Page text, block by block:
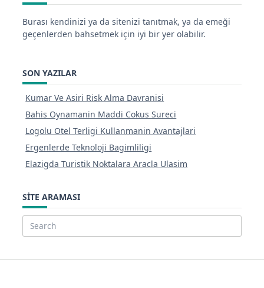
Burası kendinizi ya da sitenizi tanıtmak, ya da emeği
geçenlerden bahsetmek için iyi bir yer olabilir.
SON YAZILAR
Kumar Ve Asiri Risk Alma Davranisi
Bahis Oynamanin Maddi Cokus Sureci
Logolu Otel Terligi Kullanmanin Avantajlari
Ergenlerde Teknoloji Bagimliligi
Elazigda Turistik Noktalara Aracla Ulasim
SITE ARAMASI
Search